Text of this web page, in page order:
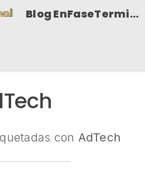
Blog EnFaseTerminal
con AdTech